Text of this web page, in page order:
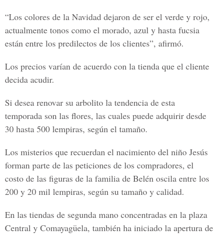
“Los colores de la Navidad dejaron de ser el verde y rojo,
actualmente tonos como el morado, azul y hasta fucsia
están entre los predilectos de los clientes”, afirmó.
Los precios varían de acuerdo con la tienda que el cliente
decida acudir.
Si desea renovar su arbolito la tendencia de esta
temporada son las flores, las cuales puede adquirir desde
30 hasta 500 lempiras, según el tamaño.
Los misterios que recuerdan el nacimiento del niño Jesús
forman parte de las peticiones de los compradores, el
costo de las figuras de la familia de Belén oscila entre los
200 y 20 mil lempiras, según su tamaño y calidad.
En las tiendas de segunda mano concentradas en la plaza
Central y Comayagüela, también ha iniciado la apertura de